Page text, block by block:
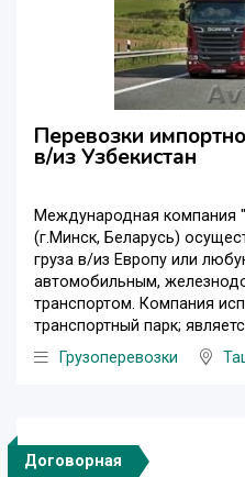
Перевозки
в/из Узбекистан
Международная компания
(г.Минск, Беларусь)
груза в/из Европу или
автомобильным,
транспортом. Компания
транспортный парк;
Грузоперевозки
Договорная